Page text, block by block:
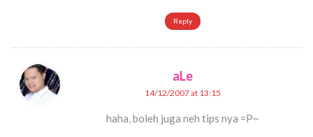
Reply
aLe
14/12/2007 at 13:15
haha, boleh juga neh tips nya =P~